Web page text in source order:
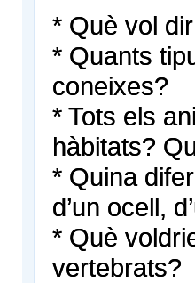
* Què vol
* Quants
coneixes?
* Tots els
hàbitats?
* Quina
d’un ocell,
* Què
vertebrats?